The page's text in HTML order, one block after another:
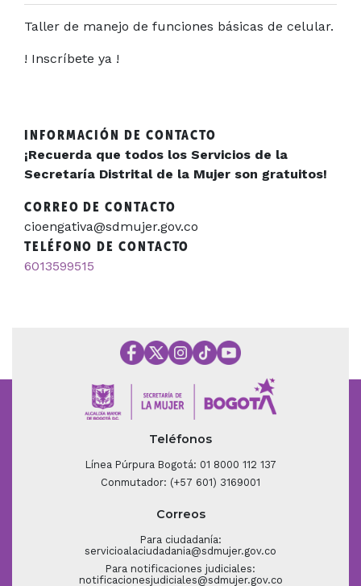
Taller de manejo de funciones básicas de celular.
! Inscríbete ya !
INFORMACIÓN DE CONTACTO
¡Recuerda que todos los Servicios de la
Secretaría Distrital de la Mujer son gratuitos!
CORREO DE CONTACTO
cioengativa@sdmujer.gov.co
TELÉFONO DE CONTACTO
6013599515
Teléfonos
Línea Púrpura Bogotá: 01 8000 112 137
Conmutador: (+57 601) 3169001
Correos
Para ciudadanía:
servicioalaciudadania@sdmujer.gov.co
Para notificaciones judiciales:
notificacionesjudiciales@sdmujer.gov.co